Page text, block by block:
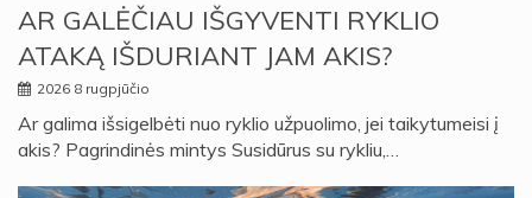
AR GALĖČIAU IŠGYVENTI RYKLIO
ATAKĄ IŠDURIANT JAM AKIS?
2026 8 rugpjūčio
Ar galima išsigelbėti nuo ryklio užpuolimo, jei taikytumeisi į
akis? Pagrindinės mintys Susidūrus su rykliu,…